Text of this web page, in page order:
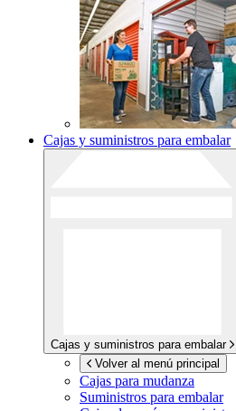
Cajas y suministros para embalar
Cajas y suministros para embalar
Volver al menú principal
Cajas para mudanza
Suministros para embalar